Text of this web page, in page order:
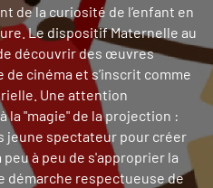
de la curiosité de l’enfant en
Le dispositif Maternelle au
découvrir des œuvres
cinéma et s’inscrit comme
Une attention
"magie" de la projection :
jeune spectateur pour créer
à peu de s'approprier la
démarche respectueuse de